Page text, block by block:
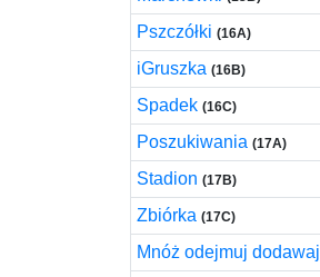
Pszczółki (16A)
iGruszka (16B)
Spadek (16C)
Poszukiwania (17A)
Stadion (17B)
Zbiórka (17C)
Mnóż odejmuj dodawaj